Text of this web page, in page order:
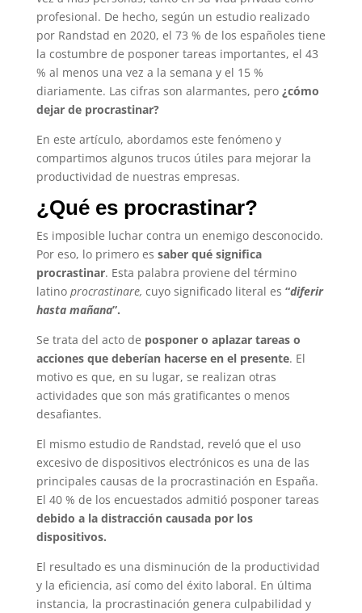
profesional. De hecho, según un estudio realizado
por Randstad en 2020, el 73 % de los españoles tiene
la costumbre de posponer tareas importantes, el 43
% al menos una vez a la semana y el 15 %
diariamente. Las cifras son alarmantes, pero¿cómo
dejar de procrastinar?
En este artículo, abordamos este fenómeno y
compartimos algunos trucos útiles para mejorar la
productividad de nuestras empresas.
¿Qué es procrastinar?
Es imposible luchar contra un enemigo desconocido.
Por eso, lo primero es saber qué significa
procrastinar. Esta palabra proviene del término
latino procrastinare, cuyo significado literal es “diferir
hasta mañana”.
Se trata del acto de posponer o aplazar tareas o
acciones que deberían hacerse en el presente. El
motivo es que, en su lugar, se realizan otras
actividades que son más gratificantes o menos
desafiantes.
El mismo estudio de Randstad, reveló que el uso
excesivo de dispositivos electrónicos es una de las
principales causas de la procrastinación en España.
El 40 % de los encuestados admitió posponer tareas
debido a la distracción causada por los
dispositivos.
El resultado es una disminución de la productividad
y la eficiencia, así como del éxito laboral. En última
instancia, la procrastinación genera culpabilidad y